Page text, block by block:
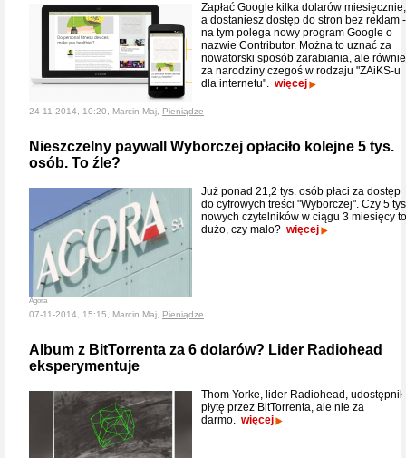
Zapłać Google kilka dolarów miesięcznie,
a dostaniesz dostęp do stron bez reklam -
na tym polega nowy program Google o
nazwie Contributor. Można to uznać za
nowatorski sposób zarabiania, ale
za narodziny czegoś w rodzaju "ZAiKS-u
dla internetu". więcej
24-11-2014, 10:20, Marcin Maj, Pieniądze
Nieszczelny paywall Wyborczej opłaciło kolejne 5 tys.
osób. To źle?
Agora
Już ponad 21,2 tys. osób płaci za dostęp
do cyfrowych treści "Wyborczej". Czy 5
nowych czytelników w ciągu 3 miesięcy to
dużo, czy mało? więcej
07-11-2014, 15:15, Marcin Maj, Pieniądze
Album z BitTorrenta za 6 dolarów? Lider Radiohead
eksperymentuje
Thom Yorke, lider Radiohead, udostępnił
płytę przez BitTorrenta, ale nie za
darmo. więcej